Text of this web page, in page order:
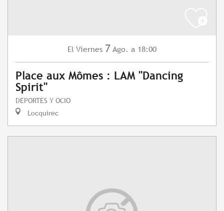
El Viernes 7 Ago. a 18:00
Place aux Mômes : LAM "Dancing
Spirit"
DEPORTES Y OCIO
Locquirec